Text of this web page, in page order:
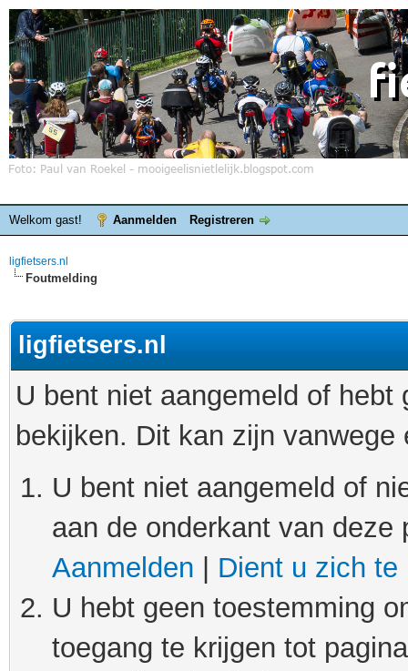
Welkom gast! Aanmelden Registreren
ligfietsers.nl
Foutmelding
ligfietsers.nl
U bent niet aangemeld of
bekijken. Dit kan zijn
U bent niet aangemeld of
aan de onderkant van
Aanmelden
Dient u zich te
U hebt geen toestemming
toegang te krijgen tot